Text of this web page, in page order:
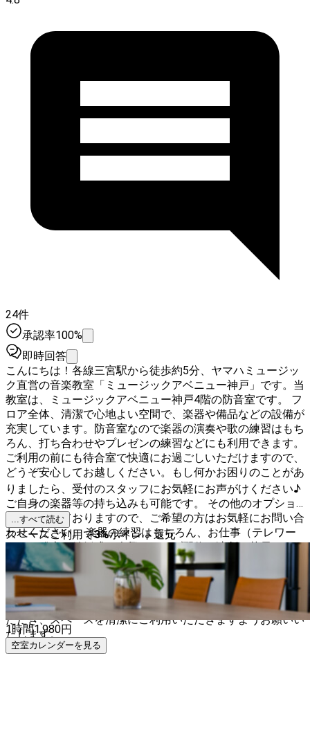
24件
承認率100%
即時回答
こんにちは！各線三宮駅から徒歩約5分、ヤマハミュージッ
ク直営の音楽教室「ミュージックアベニュー神戸」です。当
教室は、ミュージックアベニュー神戸4階の防音室です。 フ
ロア全体、清潔で心地よい空間で、楽器や備品などの設備が
充実しています。防音室なので楽器の演奏や歌の練習はもち
ろん、打ち合わせやプレゼンの練習などにも利用できます。
ご利用の前にも待合室で快適にお過ごしいただけますので、
どうぞ安心してお越しください。もし何かお困りのことがあ
りましたら、受付のスタッフにお気軽にお声がけください♪
ご自身の楽器等の持ち込みも可能です。 その他のオプショ
ンも充実しておりますので、ご希望の方はお気軽にお問い合
わせください。 楽器の練習はもちろん、お仕事（テレワー
ク）、稽古、結婚式の余興、ライブ配信、演劇・芝居など、
幅広い用途にご利用いただけます。部屋内、待合室ではフロ
ア共通のWi-Fiをご利用いただけます。 スペースのご利用に
あたっては、ページ下部にございます「利用規約」を必ずご
確認ください。 また、スペース内での禁止事項にご注意い
ただき、スペースを清潔にご利用いただきますようお願いい
たします。
...すべて読む
スペースご利用で3%ポイント還元
1時間1,980円
空室カレンダーを見る